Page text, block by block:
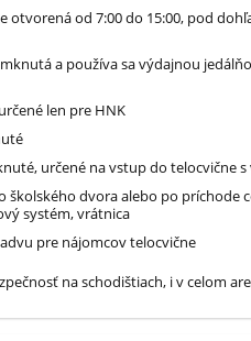
otvorená od 7:00 do 15:00, pod
a používa sa výdajnou
len pre HNK
určené na vstup do telocvične
dvora alebo po príchode
systém, vrátnica
pre nájomcov telocvične
na schodištiach, i v celom